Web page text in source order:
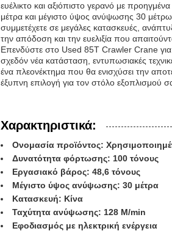
ευέλικτο και αξιόπιστο γερανό με
μέτρα και μέγιστο ύψος ανύψωσης 30
συμμετέχετε σε μεγάλες κατασκευές,
την απόδοση και την ευελιξία που
Επενδύστε στο Used 85T Crawler Crane
σχεδόν νέα κατάσταση, εντυπωσιακές
ένα πλεονέκτημα που θα ενισχύσει την
έξυπνη επιλογή για τον στόλο εξοπλισμού
Χαρακτηριστικά:
Ονομασία προϊόντος:
Δυνατότητα φόρτωσης: 100 τόνους
Εργασιακό βάρος: 48,6 τόνους
Μέγιστο ύψος ανύψωσης: 30 μέτρα
Κατασκευή: Κίνα
Ταχύτητα ανύψωσης: 128 M/min
Εφοδιασμός με ηλεκτρική ενέργεια